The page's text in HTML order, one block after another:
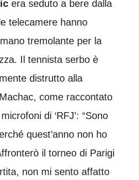
era seduto a bere dalla
telecamere hanno
tremolante per la
Il tennista serbo è
distrutto alla
come raccontato
di ‘RFJ’: “Sono
quest’anno non ho
il torneo di Parigi
non mi sento affatto